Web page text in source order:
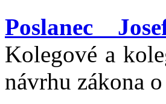
Poslanec
Kolegové a
návrhu zákona